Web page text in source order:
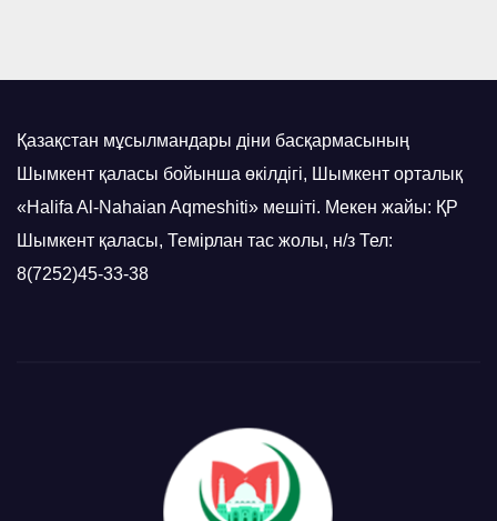
Қазақстан мұсылмандары діни басқармасының
Шымкент қаласы бойынша өкілдігі, Шымкент орталық
«Halifa Al-Nahaian Aqmeshiti» мешіті. Мекен жайы: ҚР
Шымкент қаласы, Темірлан тас жолы, н/з Тел:
8(7252)45-33-38